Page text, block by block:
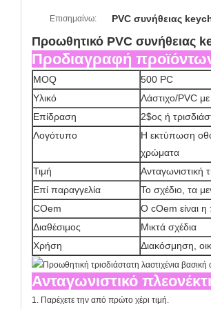
Επισημαίνω: PVC συνήθειας
Προωθητικό PVC συνήθειας
Προδιαγραφή
MOQ
500 PC
Υλικό
Λάστιχο/PVC
Επίδραση
2$ος ή
Λογότυπο
Η εκτύπωση
χρώματα
Τιμή
Ανταγωνιστική
Επί παραγγελία
Το σχέδιο, τα
COem
Ο cOem είναι
Διαθέσιμος
Μικτά σχέδια
Χρήση
Διακόσμηση,
Ανταγωνιστικό
1. Παρέχετε την από πρώτο χέρι τιμή.